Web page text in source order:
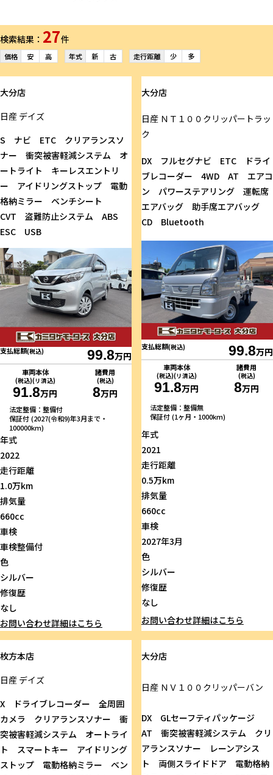
検索結果： 27件
価格 安 高 年式 新 古 走行距離 少 多
大分店
日産 デイズ
S ナビ ETC クリアランスソ
ナー 衝突被害軽減システム オ
ートライト キーレスエントリ
ー アイドリングストップ 電動
格納ミラー ベンチシート
CVT 盗難防止システム ABS
ESC USB
支払総額(税込) 99.8万円
車両本体
(税込)(リ済込)
91.8万円
諸費用
(税込)
8万円
法定整備：整備付
保証付 (2027(令和9)年3月まで・
100000km)
年式
2022
走行距離
1.0万km
排気量
660cc
車検
車検整備付
色
シルバー
修復歴
なし
お問い合わせ詳細はこちら
大分店
日産ＮＴ１００クリッパートラッ
ク
DX フルセグナビ ETC ドライ
ブレコーダー 4WD AT エアコ
ン パワーステアリング 運転席
エアバッグ 助手席エアバッグ
CD Bluetooth
支払総額(税込) 99.8万円
車両本体
(税込)(リ済込)
91.8万円
諸費用
(税込)
8万円
法定整備：整備無
保証付 (1ヶ月・1000km)
年式
2021
走行距離
0.5万km
排気量
660cc
車検
2027年3月
色
シルバー
修復歴
なし
お問い合わせ詳細はこちら
枚方本店
日産 デイズ
X ドライブレコーダー 全周囲
カメラ クリアランスソナー 衝
突被害軽減システム オートライ
ト スマートキー アイドリング
ストップ 電動格納ミラー ベン
大分店
日産ＮＶ１００クリッパーバン
DX GLセーフティパッケージ
AT 衝突被害軽減システム クリ
アランスソナー レーンアシス
ト 両側スライドドア 電動格納